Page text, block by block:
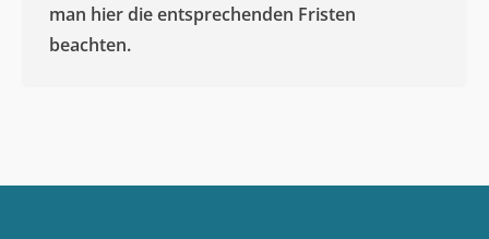
man hier die entsprechenden Fristen
beachten.